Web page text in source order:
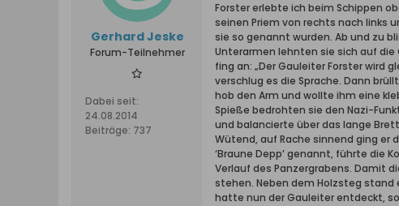
Gerhard Jeske
Forum-Teilnehmer
Dabei seit:
24.08.2014
Beiträge: 737
Forster erlebte ich beim Schippen
seinen Priem von rechts nach links
sie so genannt wurden. Ab und zu
Unterarmen lehnten sie sich auf die
fing an: „Der Gauleiter Forster wird
verschlug es die Sprache. Dann
hob den Arm und wollte ihm eine
Spieße bedrohten sie den Nazi-
und balancierte über das lange
Wütend, auf Rache sinnend ging er
‘Braune Depp’ genannt, führte die
Verlauf des Panzergrabens. Damit
stehen. Neben dem Holzsteg stand
hatte nun der Gauleiter entdeckt,